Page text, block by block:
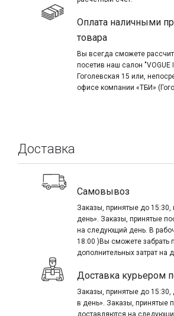
Оплата наличными
товара
Вы всегда сможете
посетив наш салон "VOGUE
Гоголевская 15 или,
офисе компании «ТБИ»
Доставка
Самовывоз
Заказы, принятые до
день». Заказы, принятые
на следующий день. В
18:00 )Вы сможете забрать
дополнительных затрат на
Доставка курьером
Заказы, принятые до 15:30,
в день». Заказы, принятые